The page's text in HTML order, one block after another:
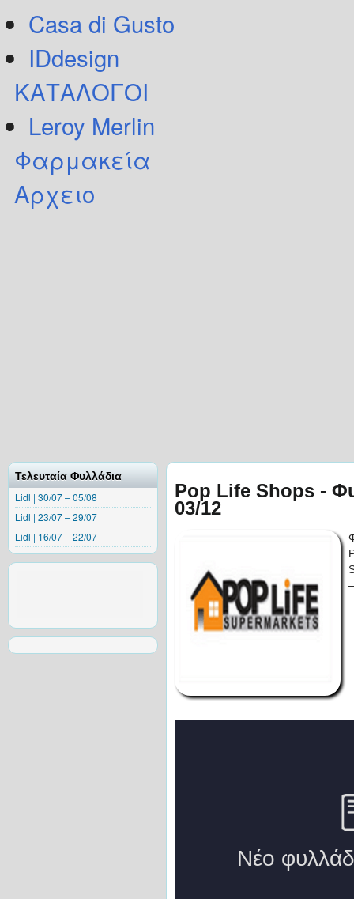
Casa di Gusto
IDdesign
ΚΑΤΑΛΟΓΟΙ
Leroy Merlin
Φαρμακεία
Αρχειο
Τελευταία Φυλλάδια
Lidl | 30/07 – 05/08
Lidl | 23/07 – 29/07
Lidl | 16/07 – 22/07
Pop Life Shops -
03/12